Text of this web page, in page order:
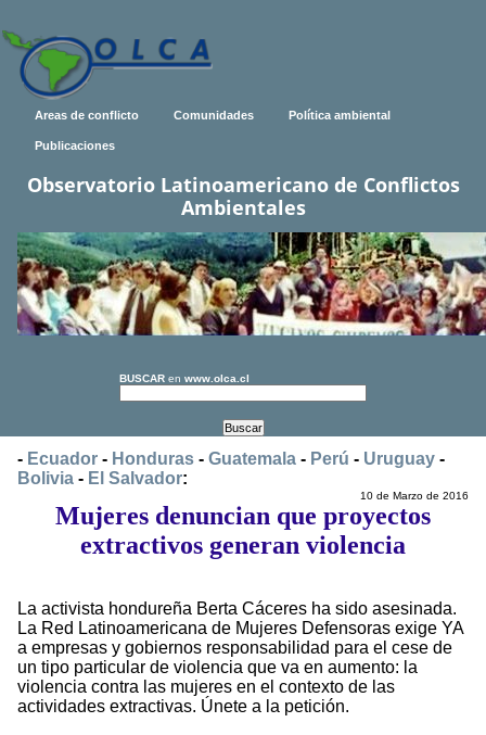
Areas de conflicto Comunidades Política ambiental
Publicaciones
Observatorio Latinoamericano de Conflictos
Ambientales
BUSCAR en www.olca.cl
- Ecuador - Honduras - Guatemala - Perú - Uruguay -
Bolivia - El Salvador:
10 de Marzo de 2016
Mujeres denuncian que proyectos
extractivos generan violencia
La activista hondureña Berta Cáceres ha sido asesinada.
La Red Latinoamericana de Mujeres Defensoras exige YA
a empresas y gobiernos responsabilidad para el cese de
un tipo particular de violencia que va en aumento: la
violencia contra las mujeres en el contexto de las
actividades extractivas. Únete a la petición.